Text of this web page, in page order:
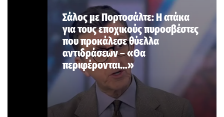
Σάλος με Πορτοσάλτε: Η ατάκα
για τους εποχικούς πυροσβέστες
που προκάλεσε θύελλα
αντιδράσεων – «Θα
περιφέρονται…»